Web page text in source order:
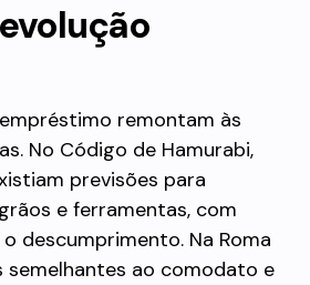
remontam às
No Código de Hamurabi,
previsões para
e ferramentas, com
descumprimento. Na Roma
ao comodato e